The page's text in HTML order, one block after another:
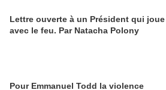
Lettre ouverte à un Président qui joue
avec le feu. Par Natacha Polony
Pour Emmanuel Todd la violence